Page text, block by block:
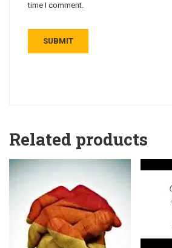
time I comment.
Related products